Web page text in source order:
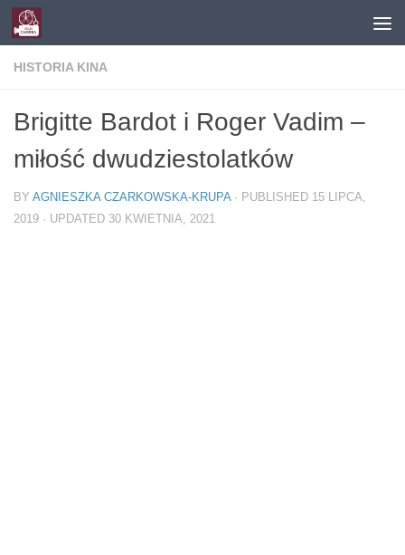
Skip to content
HISTORIA KINA
Brigitte Bardot i Roger Vadim –
miłość dwudziestolatków
BY AGNIESZKA CZARKOWSKA-KRUPA · PUBLISHED 15 LIPCA,
2019 · UPDATED 30 KWIETNIA, 2021